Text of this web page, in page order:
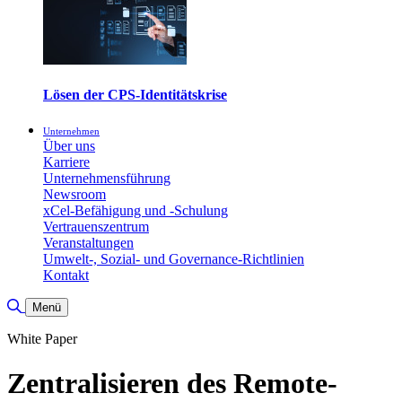
Lösen der CPS-Identitätskrise
Unternehmen
Über uns
Karriere
Unternehmensführung
Newsroom
xCel-Befähigung und -Schulung
Vertrauenszentrum
Veranstaltungen
Umwelt-, Sozial- und Governance-Richtlinien
Kontakt
Suche umschalten
Menü
White Paper
Zentralisieren des Remote-